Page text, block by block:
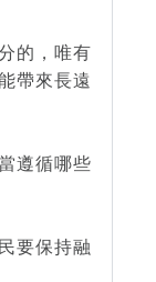
的，唯有
帶來長遠
遵循哪些
要保持融